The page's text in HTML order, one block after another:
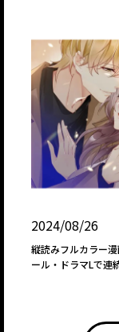
2024/08/26
縦読みフルカラー
ール・ドラマLで連